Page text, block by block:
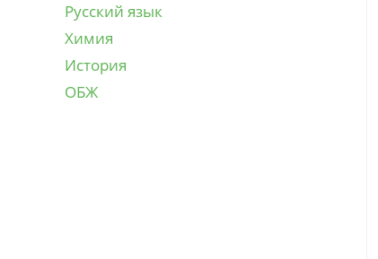
Русский язык
Химия
История
ОБЖ